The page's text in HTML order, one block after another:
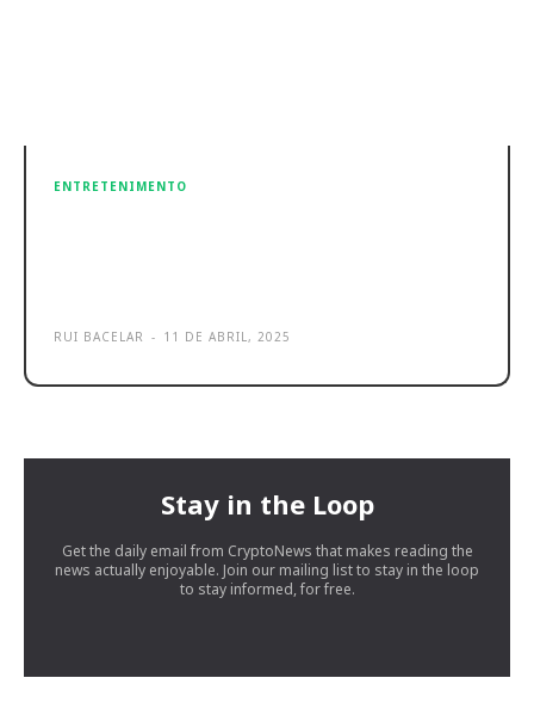
ENTRETENIMENTO
RUI BACELAR - 11 DE ABRIL, 2025
Stay in the Loop
Get the daily email from CryptoNews that makes reading the
news actually enjoyable. Join our mailing list to stay in the loop
to stay informed, for free.